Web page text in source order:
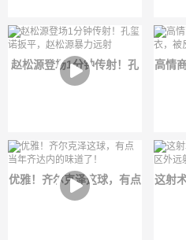
赵松源登场1分钟传射！孔
玺诺扳平，赵松源暴力远射
高情
衣
优雅！齐尔克泽这球，有点
当年齐达内的味道了！
这射